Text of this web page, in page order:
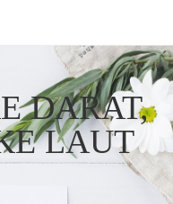
DARAT,
LAUT